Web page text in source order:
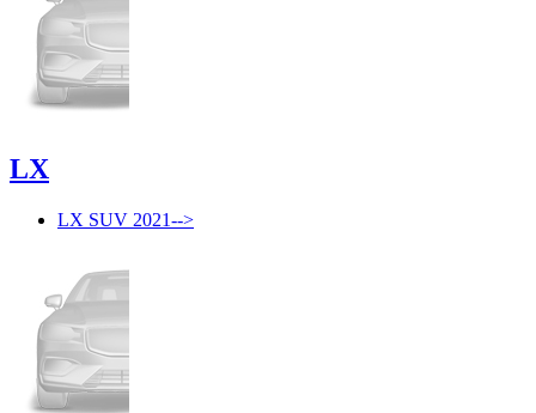
LX
LX SUV 2021-->